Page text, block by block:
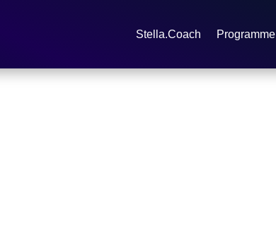
Stella.Coach Programme